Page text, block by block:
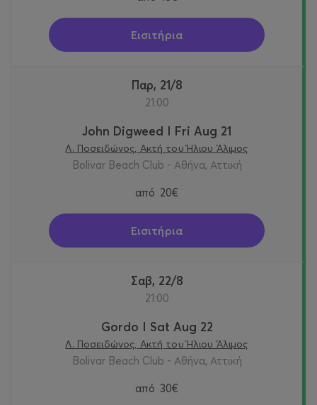
Εισιτήρια
Παρ, 21/8
21:00
John Digweed I Fri Aug 21
Λ. Ποσειδώνος, Ακτή του Ήλιου Άλιμος
Bolivar Beach Club - Αθήνα, Αττική
από 20€
Εισιτήρια
Σαβ, 22/8
21:00
Gordo I Sat Aug 22
Λ. Ποσειδώνος, Ακτή του Ήλιου Άλιμος
Bolivar Beach Club - Αθήνα, Αττική
από 30€